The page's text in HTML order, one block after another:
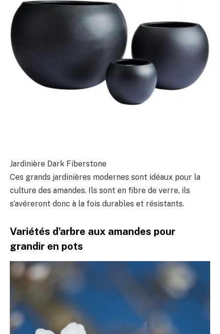
Jardinière Dark Fiberstone
Ces grands jardinières modernes sont idéaux pour la
culture des amandes. Ils sont en fibre de verre, ils
s’avéreront donc à la fois durables et résistants.
Variétés d’arbre aux amandes pour
grandir en pots